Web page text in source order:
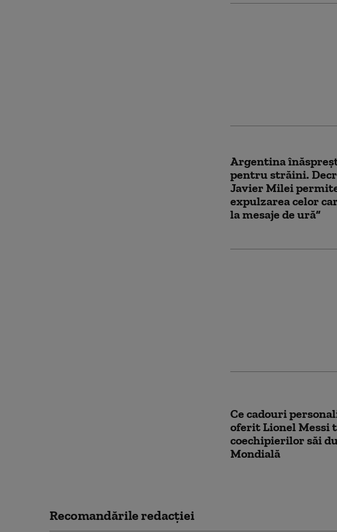
Argentina
pentru străini.
Javier Milei
expulzarea celor
la mesaje de ură”
Ce cadouri
oferit Lionel Messi
coechipierilor săi
Mondială
Recomandările redacţiei